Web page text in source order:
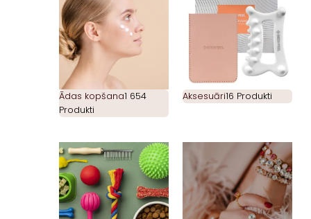
Ādas kopšana1 654
Produkti
Aksesuāri16 Produkti